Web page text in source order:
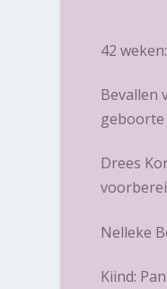
42
Bevallen
geboorte
Drees
Nelleke
Kiind: